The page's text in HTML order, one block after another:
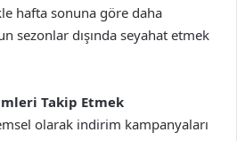
hafta sonuna göre daha
sezonlar dışında seyahat etmek
Takip Etmek
olarak indirim kampanyaları